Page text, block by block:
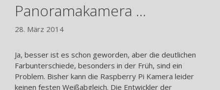
Panoramakamera …
28. März 2014
Ja, besser ist es schon geworden, aber die deutlichen
Farbunterschiede, besonders in der Früh, sind ein
Problem. Bisher kann die Raspberry Pi Kamera leider
keinen festen Weißabgleich. Die Entwickler der